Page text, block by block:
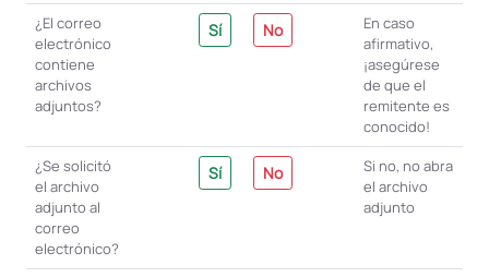
¿El correo
electrónico
contiene
archivos
adjuntos?
Sí No
En caso
afirmativo,
¡asegúrese
de que el
remitente es
conocido!
¿Se solicitó
el archivo
adjunto al
correo
electrónico?
Sí No
Si no, no abra
el archivo
adjunto